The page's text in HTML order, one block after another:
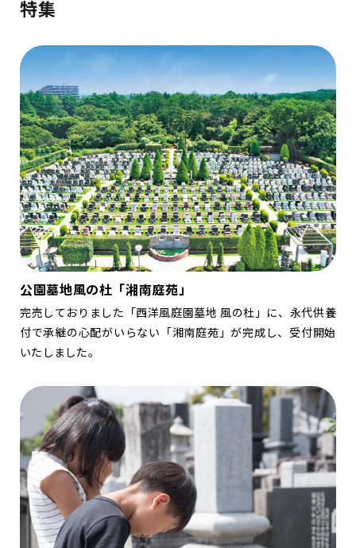
特集
公園墓地風の杜「湘南庭苑」
完売しておりました「西洋風庭園墓地 風の杜」に、永代供養
付で承継の心配がいらない「湘南庭苑」が完成し、受付開始
いたしました。